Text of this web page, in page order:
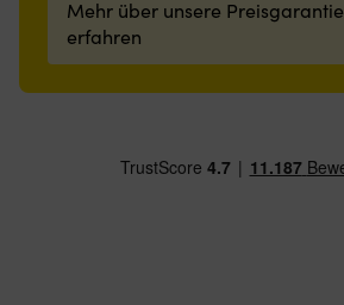
Mehr über unsere Preisgarantie
erfahren